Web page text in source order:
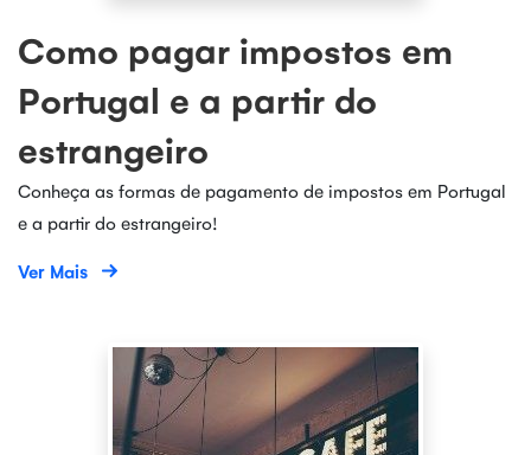
Como pagar impostos em
Portugal e a partir do
estrangeiro
Conheça as formas de pagamento de impostos em Portugal
e a partir do estrangeiro!
Ver Mais